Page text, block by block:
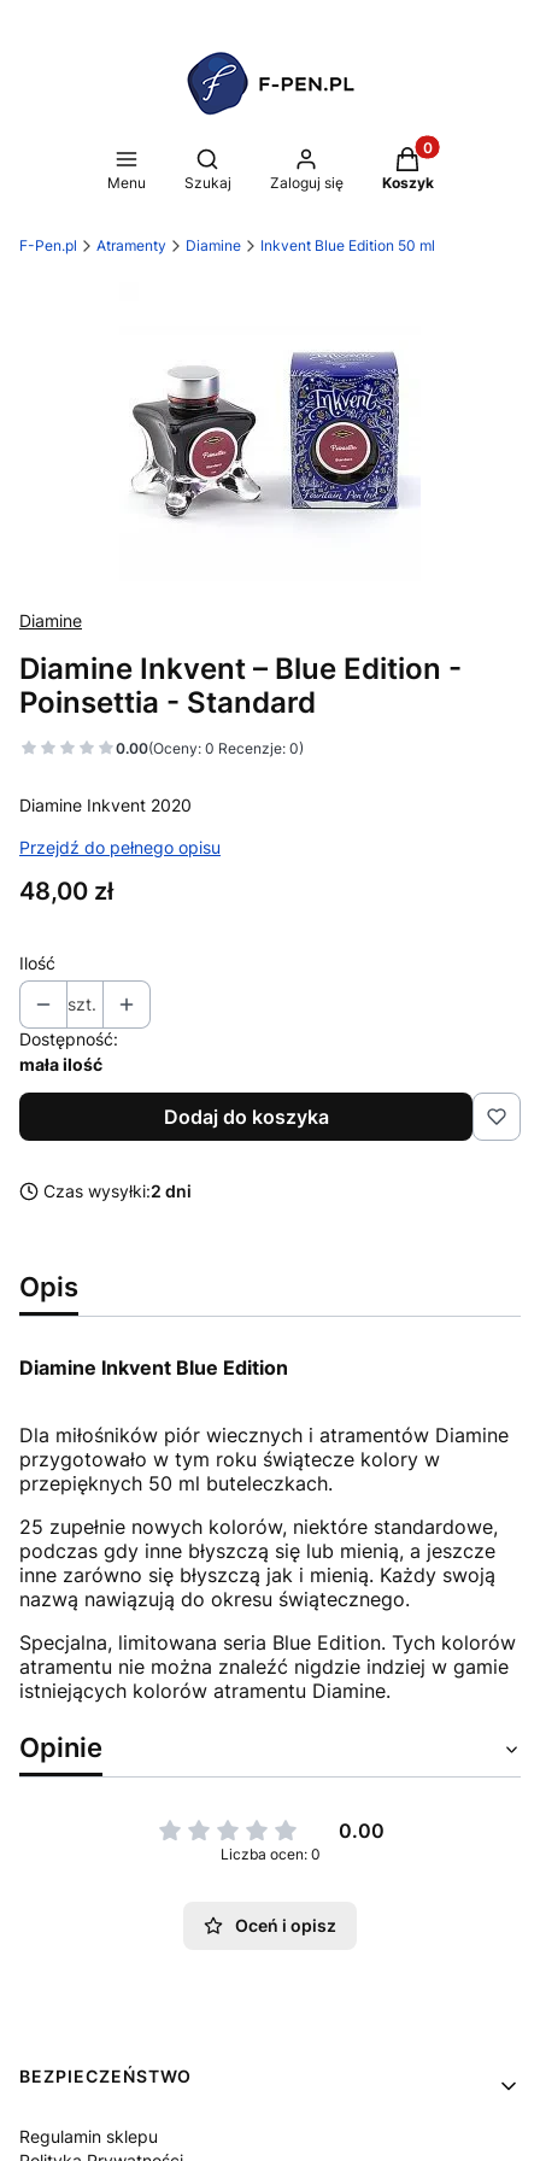
Menu
Otwórz wyszukiwarkę
Szukaj Zaloguj się
Produkty w
Koszyk
F-Pen.pl Atramenty Diamine Inkvent Blue Edition 50 ml
Diamine
Diamine Inkvent – Blue Edition -
Poinsettia - Standard
0.00(Oceny: 0 Recenzje: 0)
Diamine Inkvent 2020
Przejdź do pełnego opisu
Cena
48,00 zł
Ilość
szt.
Dostępność:
mała ilość
Dodaj do koszyka
Czas wysyłki:2 dni
Opis
Diamine Inkvent Blue Edition
Dla miłośników piór wiecznych i atramentów Diamine
przygotowało w tym roku świątecze kolory w
przepięknych 50 ml buteleczkach.
25 zupełnie nowych kolorów, niektóre standardowe,
podczas gdy inne błyszczą się lub mienią, a jeszcze
inne zarówno się błyszczą jak i mienią. Każdy swoją
nazwą nawiązują do okresu świątecznego.
Specjalna, limitowana seria Blue Edition. Tych kolorów
atramentu nie można znaleźć nigdzie indziej w gamie
istniejących kolorów atramentu Diamine.
Opinie
0.00
Liczba ocen: 0
Oceń i opisz
Linki w stopce
BEZPIECZEŃSTWO
Regulamin sklepu